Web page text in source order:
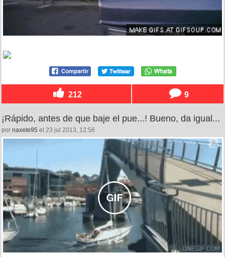
212 9
¡Rápido, antes de que baje el pue...! Bueno, da igual...
por naxete95 el 23 jul 2013, 12:56